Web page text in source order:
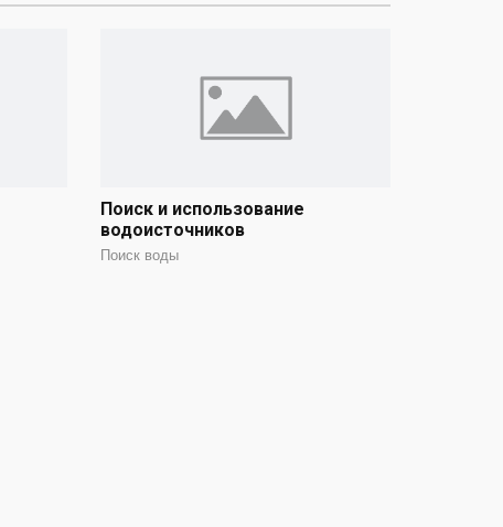
Поиск и использование
водоисточников
Поиск воды